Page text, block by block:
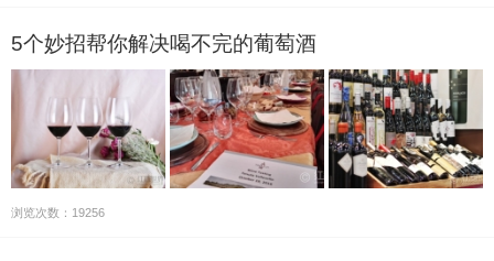
5个妙招帮你解决喝不完的葡萄酒
浏览次数：19256